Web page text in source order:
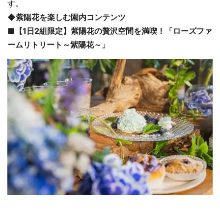
す。
◆紫陽花を楽しむ園内コンテンツ
■【1日2組限定】紫陽花の贅沢空間を満喫！「ローズファ
ームリトリート～紫陽花～」